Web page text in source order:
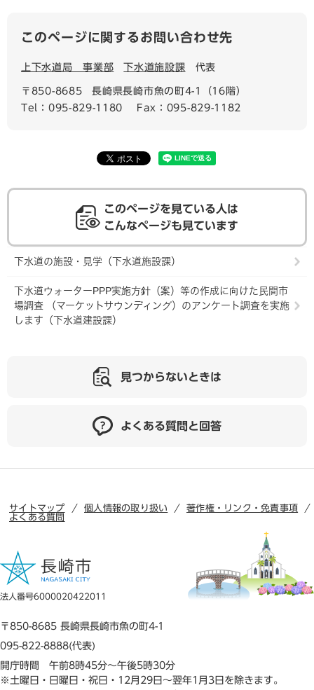
このページに関するお問い合わせ先
上下水道局 事業部 下水道施設課 代表
〒850-8685
長崎県長崎市魚の町4-1（16階）
Tel：095-829-1180
Fax：095-829-1182
このページを見ている人は
こんなページも見ています
下水道の施設・見学（下水道施設課）
下水道ウォーターPPP実施方針（案）等の作成に向けた民間市
場調査 （マーケットサウンディング）のアンケート調査を実施
します（下水道建設課）
見つからないときは
よくある質問と回答
サイトマップ 個人情報の取り扱い
著作権・リンク・免責事項
よくある質問
法人番号6000020422011
〒850-8685 長崎県長崎市魚の町4-1
095-822-8888(代表)
開庁時間 午前8時45分～午後5時30分
※土曜日・日曜日・祝日・12月29日～翌年1月3日を除きます。